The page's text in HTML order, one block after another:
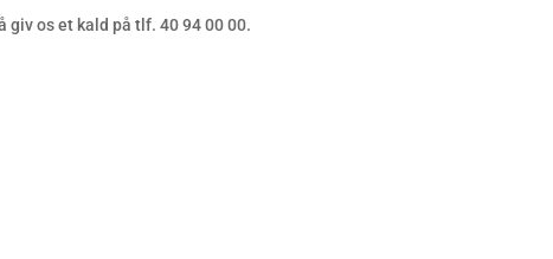
os et kald på tlf. 40 94 00 00.